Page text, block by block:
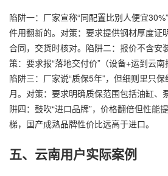
陷阱一：厂家宣称“同配置比别人便宜
件用翻新的。对策：要求提供钢材厚度证
合同，交货时核对。陷阱二：报价不含安
策：要求报“落地交付价”（设备+运到云南
陷阱三：厂家说“质保5年”，但细则里只
月。对策：要求明确质保范围包括油缸、
阱四：鼓吹“进口品牌”，价格翻倍但性能
梯，国产成熟品牌性价比远高于进口。
五、云南用户实际案例